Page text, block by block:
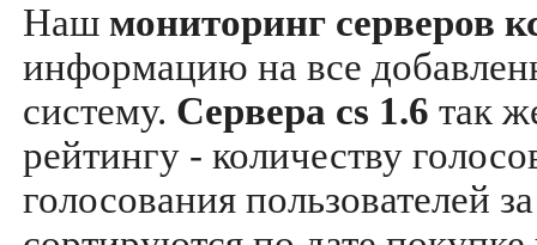
Наш мониторинг серверов
информацию на все
систему. Сервера cs 1.6 так
рейтингу - количеству
голосования пользователей